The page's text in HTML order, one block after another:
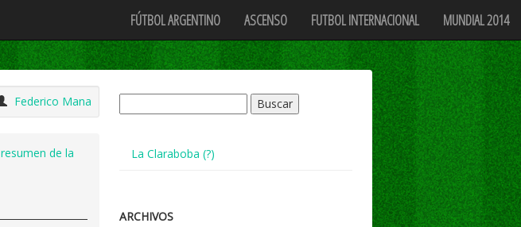
FÚTBOL ARGENTINO ASCENSO FUTBOL INTERNACIONAL MUNDIAL 2014
Federico Mana
resumen de la
La Claraboba (?)
ARCHIVOS